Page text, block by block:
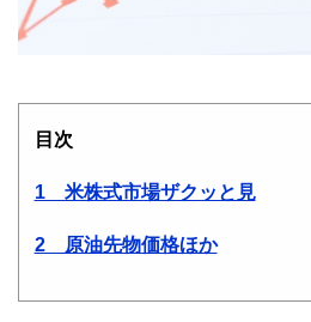
目次
1 米株式市場ザクッと見
2 原油先物価格ほか